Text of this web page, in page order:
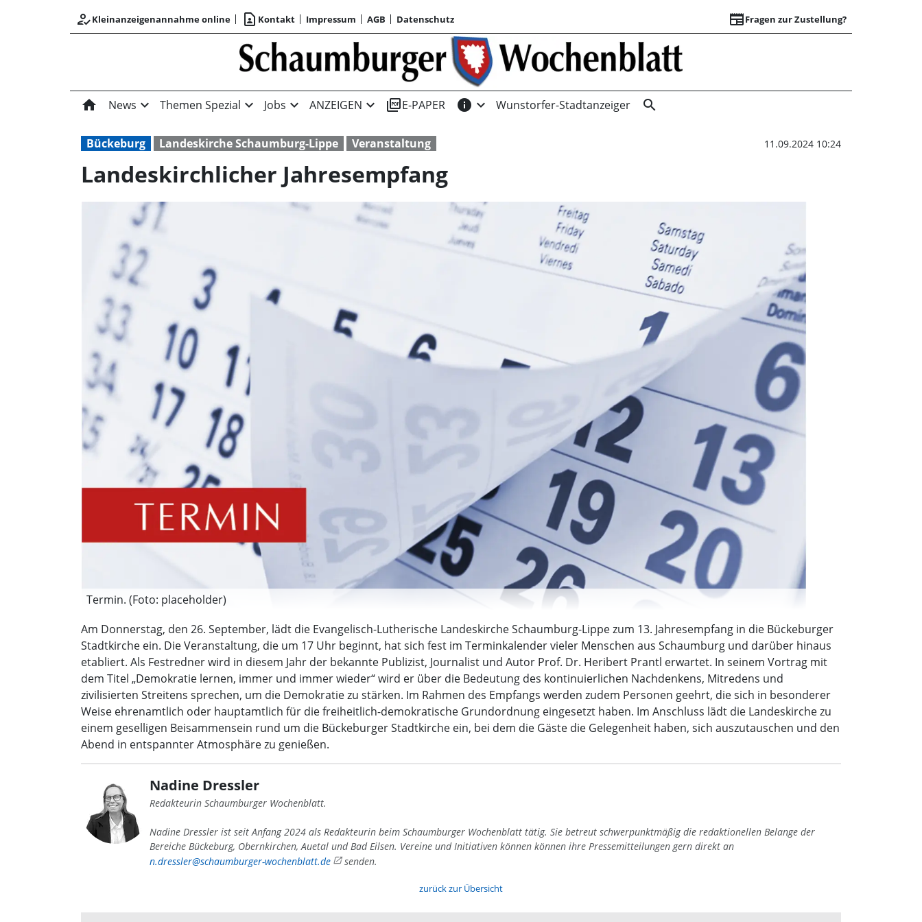
how_to_regKleinanzeigenannahme online contact_page Kontakt Impressum AGB Datenschutz newspaperFragen zur Zustellung?
Landeskirchlicher
home News expand_more Themen Spezial expand_more Jobs expand_more ANZEIGEN expand_more picture_as_pdfE-PAPER info expand_more Wunstorfer-Stadtanzeiger search
Bückeburg Landeskirche Schaumburg-Lippe Veranstaltung 11.09.2024 10:24
Landeskirchlicher Jahresempfang
Termin. (Foto: placeholder)
Am Donnerstag, den 26. September, lädt die Evangelisch-Lutherische Landeskirche Schaumburg-Lippe zum 13. Jahresempfang in die Bückeburger
Stadtkirche ein. Die Veranstaltung, die um 17 Uhr beginnt, hat sich fest im Terminkalender vieler Menschen aus Schaumburg und darüber hinaus
etabliert. Als Festredner wird in diesem Jahr der bekannte Publizist, Journalist und Autor Prof. Dr. Heribert Prantl erwartet. In seinem Vortrag mit
dem Titel „Demokratie lernen, immer und immer wieder“ wird er über die Bedeutung des kontinuierlichen Nachdenkens, Mitredens und
zivilisierten Streitens sprechen, um die Demokratie zu stärken. Im Rahmen des Empfangs werden zudem Personen geehrt, die sich in besonderer
Weise ehrenamtlich oder hauptamtlich für die freiheitlich-demokratische Grundordnung eingesetzt haben. Im Anschluss lädt die Landeskirche zu
einem geselligen Beisammensein rund um die Bückeburger Stadtkirche ein, bei dem die Gäste die Gelegenheit haben, sich auszutauschen und den
Abend in entspannter Atmosphäre zu genießen.
Nadine Dressler
Redakteurin Schaumburger Wochenblatt.
Nadine Dressler ist seit Anfang 2024 als Redakteurin beim Schaumburger Wochenblatt tätig. Sie betreut schwerpunktmäßig die redaktionellen Belange der
Bereiche Bückeburg, Obernkirchen, Auetal und Bad Eilsen. Vereine und Initiativen können können ihre Pressemitteilungen gern direkt an
n.dressler@schaumburger-wochenblatt.de
senden.
zurück zur Übersicht